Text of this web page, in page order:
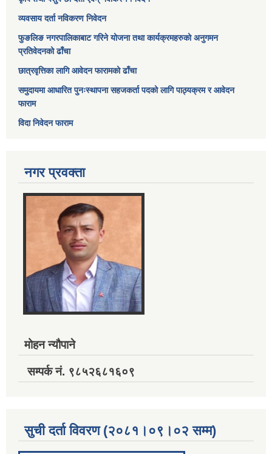
व्यवसाय दर्ता नविकरण निवेदन
फुङलिङ नगरपालिकाबाट गरिने योजना तथा कार्यक्रमहरुको अनुगमन
प्रतिवेदनको ढाँचा
छात्रवृत्तिका लागि आवेदन फारामको ढाँचा
समुदायमा आधारित पुनःस्थापना सहजकर्ता पदको लागि पाठ्यक्रम र आवेदन
फाराम
विदा निवेदन फाराम
नगर प्रवक्ता
मोहन न्यौपाने
सम्पर्क नं. ९८५२६८१६०९
सुची दर्ता विवरण (२०८१।०९।०२ सम्म)